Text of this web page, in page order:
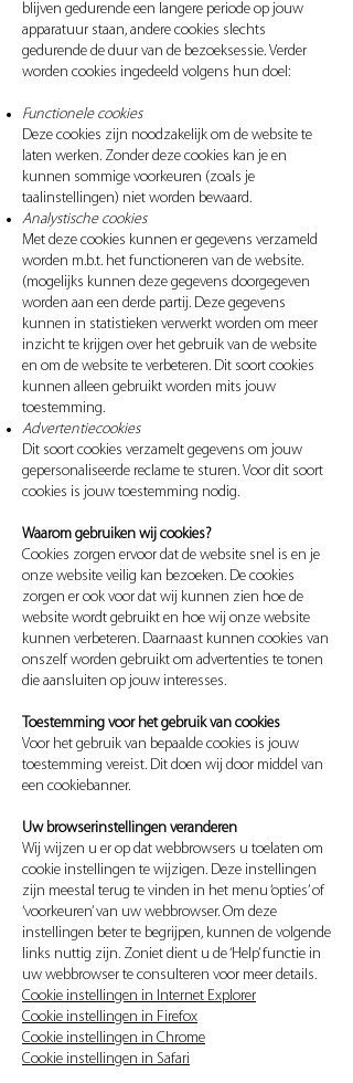
blijven gedurende een langere periode op jouw
apparatuur staan, andere cookies slechts
gedurende de duur van de bezoeksessie. Verder
worden cookies ingedeeld volgens hun doel:
Functionele cookies
Deze cookies zijn noodzakelijk om de website te
laten werken. Zonder deze cookies kan je en
kunnen sommige voorkeuren (zoals je
taalinstellingen) niet worden bewaard.
Analystische cookies
Met deze cookies kunnen er gegevens verzameld
worden m.b.t. het functioneren van de website.
(mogelijks kunnen deze gegevens doorgegeven
worden aan een derde partij. Deze gegevens
kunnen in statistieken verwerkt worden om meer
inzicht te krijgen over het gebruik van de website
en om de website te verbeteren. Dit soort cookies
kunnen alleen gebruikt worden mits jouw
toestemming.
Advertentiecookies
Dit soort cookies verzamelt gegevens om jouw
gepersonaliseerde reclame te sturen. Voor dit soort
cookies is jouw toestemming nodig.
Waarom gebruiken wij cookies?
Cookies zorgen ervoor dat de website snel is en je
onze website veilig kan bezoeken. De cookies
zorgen er ook voor dat wij kunnen zien hoe de
website wordt gebruikt en hoe wij onze website
kunnen verbeteren. Daarnaast kunnen cookies van
onszelf worden gebruikt om advertenties te tonen
die aansluiten op jouw interesses.
Toestemming voor het gebruik van cookies
Voor het gebruik van bepaalde cookies is jouw
toestemming vereist. Dit doen wij door middel van
een cookiebanner.
Uw browserinstellingen veranderen
Wij wijzen u er op dat webbrowsers u toelaten om
cookie instellingen te wijzigen. Deze instellingen
zijn meestal terug te vinden in het menu ‘opties’ of
‘voorkeuren’ van uw webbrowser. Om deze
instellingen beter te begrijpen, kunnen de volgende
links nuttig zijn. Zoniet dient u de ‘Help’ functie in
uw webbrowser te consulteren voor meer details.
Cookie instellingen in Internet Explorer
Cookie instellingen in Firefox
Cookie instellingen in Chrome
Cookie instellingen in Safari